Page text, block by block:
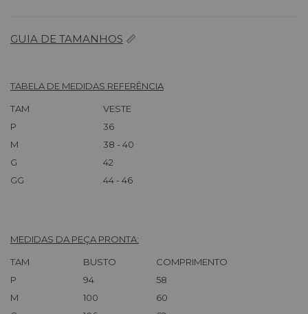
GUIA DE TAMANHOS 📏
TABELA DE MEDIDAS REFERÊNCIA
TAM
VESTE
P
36
M
38 - 40
G
42
GG
44 - 46
MEDIDAS DA PEÇA PRONTA:
TAM BUSTO
COMPRIMENTO
P
94
58
M
100
60